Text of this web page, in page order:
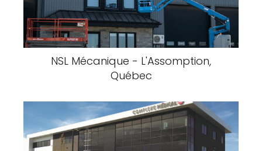
NSL Mécanique - L'Assomption,
Québec